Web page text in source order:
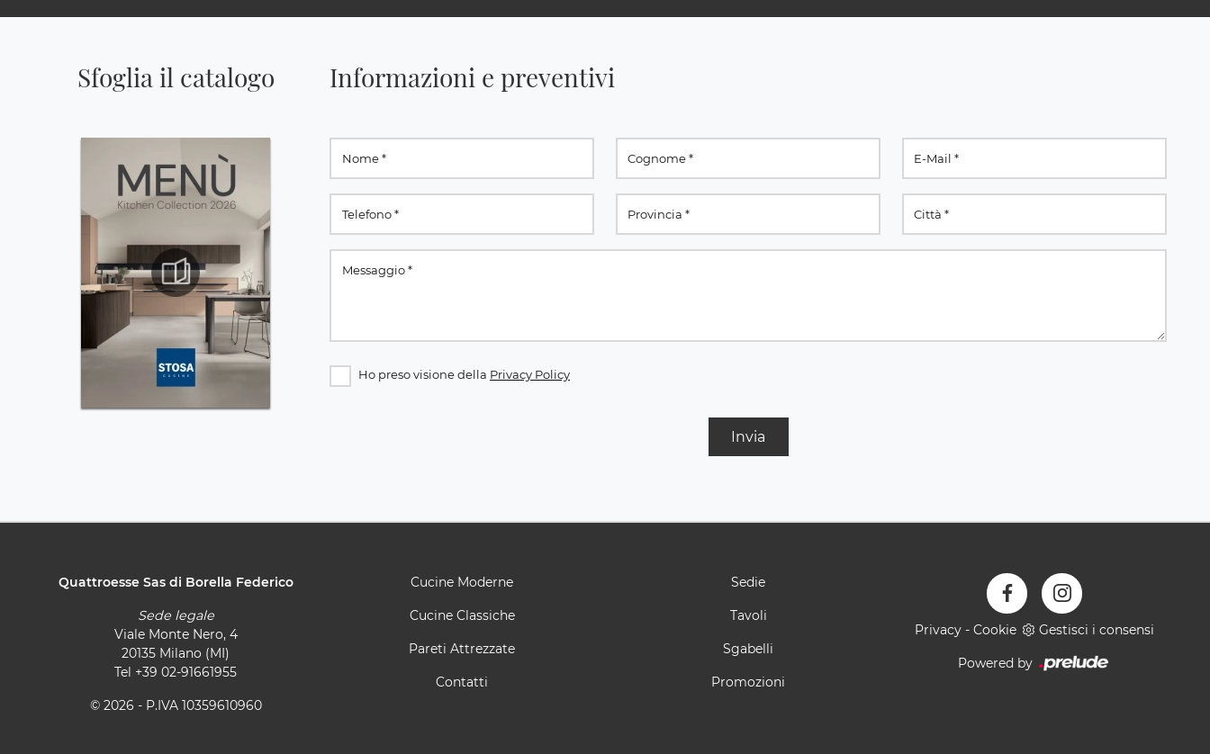
Sfoglia il catalogo Informazioni e preventivi
Ho preso visione della Privacy Policy
Invia
Quattroesse Sas di Borella Federico
Sede legale
Viale Monte Nero, 4
20135 Milano (MI)
Tel +39 02-91661955
© 2026 - P.IVA 10359610960
Cucine Moderne
Cucine Classiche
Pareti Attrezzate
Contatti
Sedie
Tavoli
Sgabelli
Promozioni
Privacy - Cookie Gestisci i consensi
Powered by